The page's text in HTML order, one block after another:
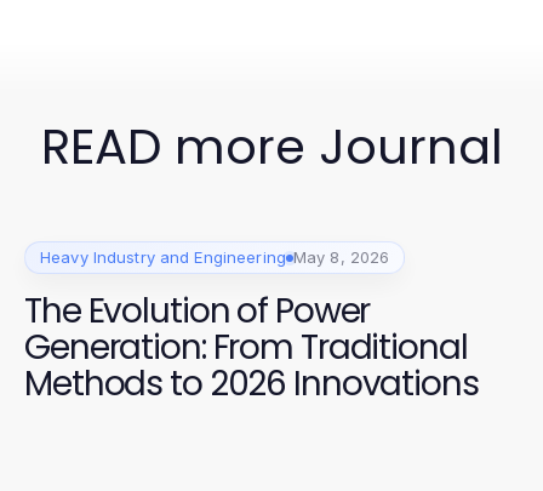
READ more Journal
Heavy Industry and Engineering May 8, 2026
The Evolution of Power
Generation: From Traditional
Methods to 2026 Innovations